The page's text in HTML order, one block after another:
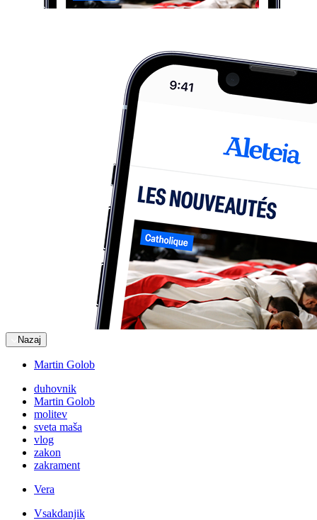
Nazaj
Martin Golob
duhovnik
Martin Golob
molitev
sveta maša
vlog
zakon
zakrament
Vera
Vsakdanjik